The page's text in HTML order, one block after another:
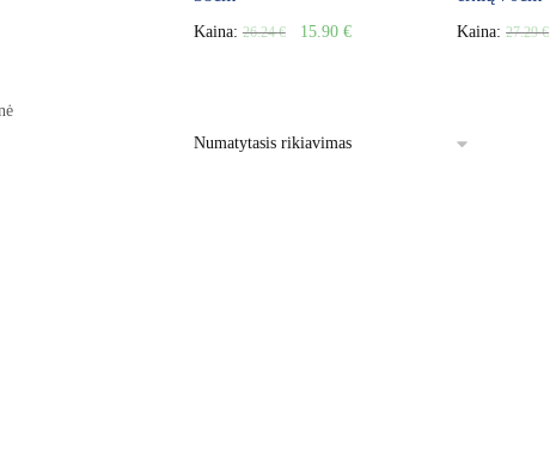
Kaina: 26.24€ 15.90 € Kaina:27.29€